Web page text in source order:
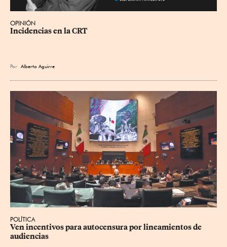
OPINIÓN
Incidencias en la CRT
Por Alberto Aguirre
POLÍTICA
Ven incentivos para autocensura por lineamientos de
audiencias